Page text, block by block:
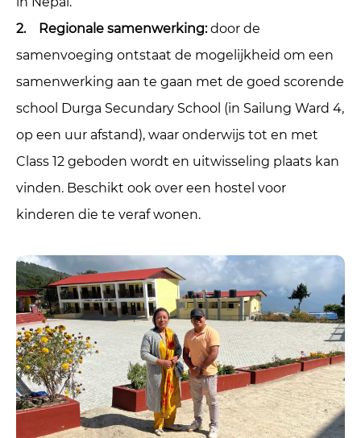
2. Regionale samenwerking:door de
samenvoeging ontstaat de mogelijkheid om een
samenwerking aan te gaan met de goed scorende
school Durga Secundary School (in Sailung Ward 4,
op een uur afstand), waar onderwijs tot en met
Class 12 geboden wordt en uitwisseling plaats kan
vinden. Beschikt ook over een hostel voor
kinderen die te veraf wonen.